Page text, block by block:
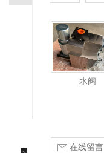
水阀
在线留言